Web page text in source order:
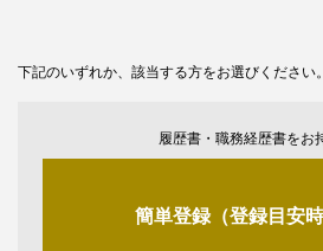
下記のいずれか、該当する方をお選びください。
履歴書・職務経歴書をお
簡単登録（登録目安